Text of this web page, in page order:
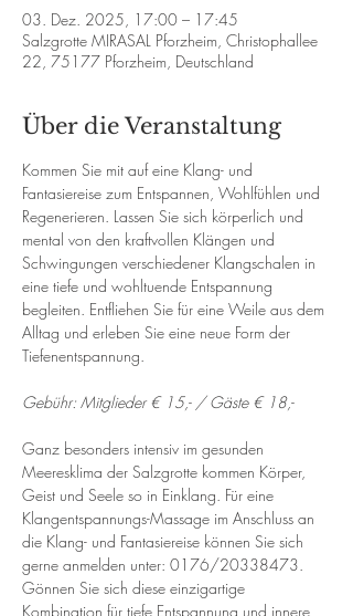
03. Dez. 2025, 17:00 – 17:45
Salzgrotte MIRASAL Pforzheim, Christophallee
22, 75177 Pforzheim, Deutschland
Über die Veranstaltung
Kommen Sie mit auf eine Klang- und
Fantasiereise zum Entspannen, Wohlfühlen und
Regenerieren. Lassen Sie sich körperlich und
mental von den kraftvollen Klängen und
Schwingungen verschiedener Klangschalen in
eine tiefe und wohltuende Entspannung
begleiten. Entfliehen Sie für eine Weile aus dem
Alltag und erleben Sie eine neue Form der
Tiefenentspannung.
Gebühr: Mitglieder € 15,- / Gäste € 18,-
Ganz besonders intensiv im gesunden
Meeresklima der Salzgrotte kommen Körper,
Geist und Seele so in Einklang. Für eine
Klangentspannungs-Massage im Anschluss an
die Klang- und Fantasiereise können Sie sich
gerne anmelden unter: 0176/20338473.
Gönnen Sie sich diese einzigartige
Kombination für tiefe Entspannung und innere